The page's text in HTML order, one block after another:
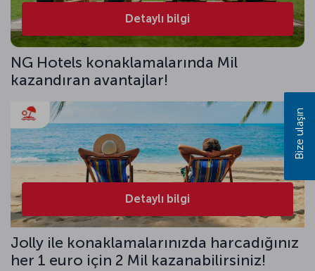
Detaylı bilgi
NG Hotels konaklamalarında Mil
kazandıran avantajlar!
Detaylı bilgi
Jolly ile konaklamalarınızda harcadığınız
her 1 euro için 2 Mil kazanabilirsiniz!
Bize ulaşın